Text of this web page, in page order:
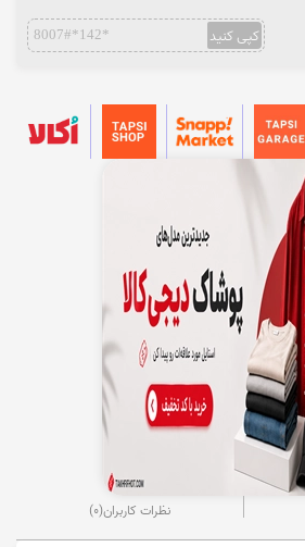
کپی کنید 8007#*142*
نظرات کاربران(0)